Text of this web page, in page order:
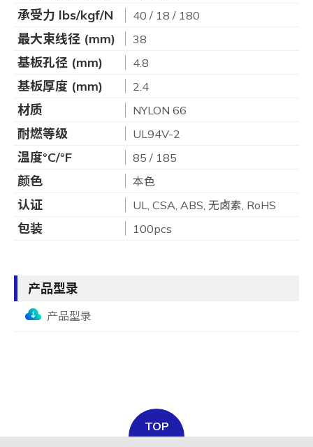
承受力 lbs/kgf/N 40 / 18 / 180
最大束线径 (mm) 38
基板孔径 (mm) 4.8
基板厚度 (mm) 2.4
材质 NYLON 66
耐燃等级 UL94V-2
温度°C/°F 85 / 185
颜色 本色
认证 UL, CSA, ABS, 无卤素, RoHS
包装 100pcs
产品型录
产品型录
TOP